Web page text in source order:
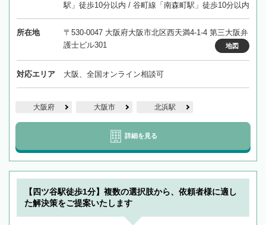
駅」徒歩10分以内 / 谷町線「南森町駅」徒歩10分以内
所在地
〒530-0047 大阪府大阪市北区西天満4-1-4 第三大阪弁
護士ビル301
地図
対応エリア 大阪、全国オンライン相談可
大阪府 大阪市 北浜駅
詳細を見る
【四ツ谷駅徒歩1分】複数の選択肢から、依頼者様に適し
た解決策をご提案いたします